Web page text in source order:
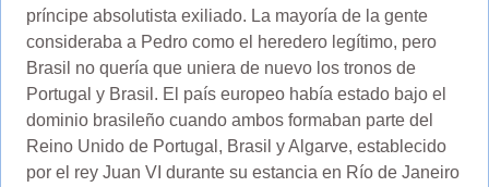
príncipe absolutista exiliado. La mayoría de la gente
consideraba a Pedro como el heredero legítimo, pero
Brasil no quería que uniera de nuevo los tronos de
Portugal y Brasil. El país europeo había estado bajo el
dominio brasileño cuando ambos formaban parte del
Reino Unido de Portugal, Brasil y Algarve, establecido
por el rey Juan VI durante su estancia en Río de Janeiro